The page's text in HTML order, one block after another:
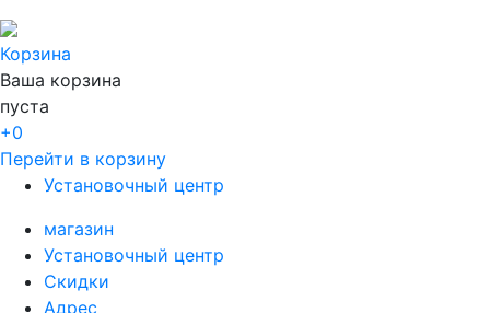
Корзина
Ваша корзина
пуста
+0
Перейти в корзину
Установочный центр
магазин
Установочный центр
Скидки
Адрес